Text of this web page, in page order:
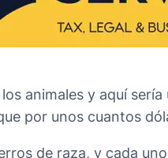
animales y aquí
por unos cuantos
de raza, y cada